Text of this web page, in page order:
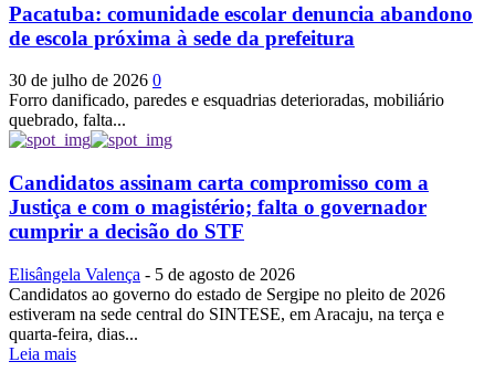
Pacatuba: comunidade escolar denuncia abandono
de escola próxima à sede da prefeitura
30 de julho de 2026 0
Forro danificado, paredes e esquadrias deterioradas, mobiliário
quebrado, falta...
Candidatos assinam carta compromisso com a
Justiça e com o magistério; falta o governador
cumprir a decisão do STF
Elisângela Valença - 5 de agosto de 2026
Candidatos ao governo do estado de Sergipe no pleito de 2026
estiveram na sede central do SINTESE, em Aracaju, na terça e
quarta-feira, dias...
Leia mais